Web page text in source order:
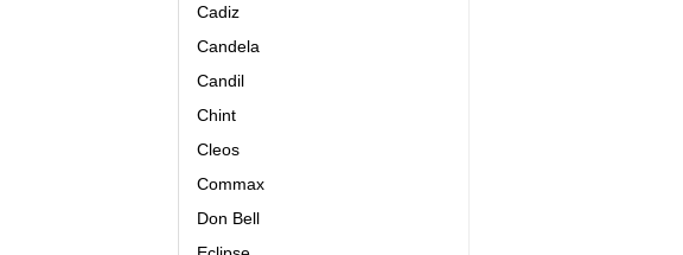
Cadiz
Candela
Candil
Chint
Cleos
Commax
Don Bell